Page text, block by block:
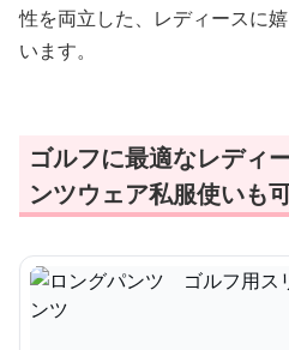
性を両立した、レディースに
います。
ゴルフに最適なレディ
ンツウェア私服使いも